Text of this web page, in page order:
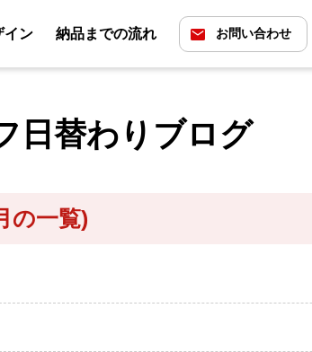
イン 納品までの流れ お問い合わせ
日替わりブログ
の一覧)